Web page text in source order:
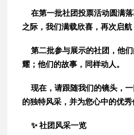
在第一批社团投票活动圆满
之际，我们满载欣喜，再次启航
第二批参与展示的社团，他
耀；他们的故事，同样动人。
现在，请跟随我们的镜头，
的独特风采，并为您心中的优秀
✨ 社团风采一览